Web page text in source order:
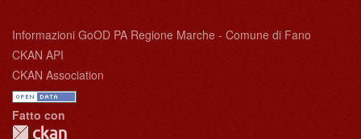
Informazioni GoOD PA Regione Marche - Comune di Fano
CKAN API
CKAN Association
Fatto con